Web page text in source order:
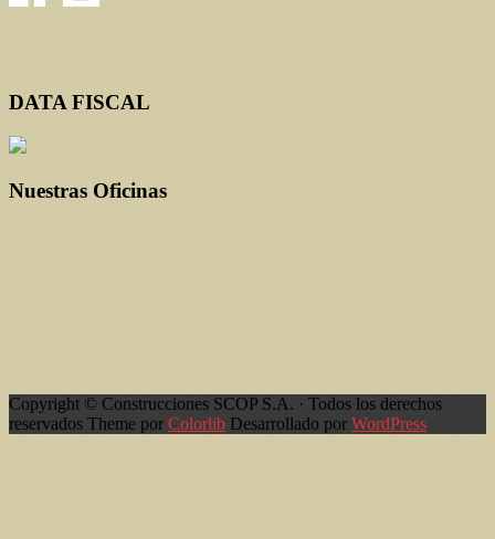
DATA FISCAL
Nuestras Oficinas
Copyright © Construcciones SCOP S.A. · Todos los derechos
reservados Theme por Colorlib Desarrollado por WordPress